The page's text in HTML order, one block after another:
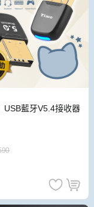
USB藍牙V5.4接收器